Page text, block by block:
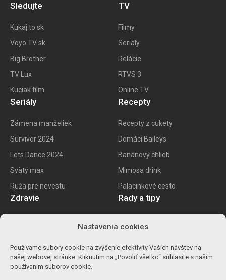
Nastavenia cookies
Používame súbory cookie na zvýšenie efektivity Vašich návštev na
našej webovej stránke. Kliknutím na „Povoliť všetko“ súhlasíte s naším
používaním súborov cookie.
Sledujte
Kukaj to sk
Voyo TV sk
Big Brother
TV Lux
Kuciak film
TV
Filmy
Seriály
Relácie
RTVS 3
Online TV
Seriály
Zámena manželiek
Survivor 2024
Lets Dance 2024
Svätý max
Ruža pre nevestu
Recepty
Recepty z cukety
Domáci Baileys
Banánový chlieb
Mimosa drink
Palacinkové cesto
Zdravie
Ako znížiť cholesterol
Ůľava pri migréne
Rady a tipy
Ako na životopis